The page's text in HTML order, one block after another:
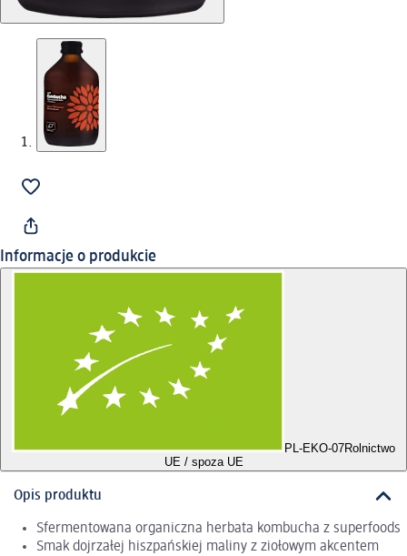
Informacje o produkcie
PL-EKO-07Rolnictwo
UE / spoza UE
Opis produktu
Sfermentowana organiczna herbata kombucha z superfoods
Smak dojrzałej hiszpańskiej maliny z ziołowym akcentem